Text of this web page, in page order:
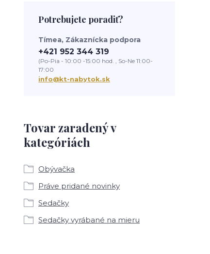
Tovar zaradený v
kategóriách
Obývačka
Práve pridané novinky
Sedačky
Sedačky vyrábané na mieru
Potrebujete poradiť?
Tímea, Zákaznícka podpora
+421 952 344 319
(Po-Pia - 10:00 -15:00 hod. , So-Ne 11:00-
17:00
info@kt-nabytok.sk